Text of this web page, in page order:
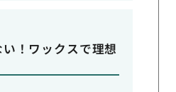
！ワックスで理想